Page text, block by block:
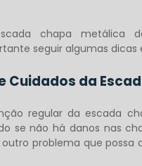
chapa metálica
seguir algumas dicas
Cuidados da
regular da escada
se não há danos nas
outro problema que possa